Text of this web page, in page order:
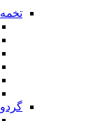
تخمه
گردو